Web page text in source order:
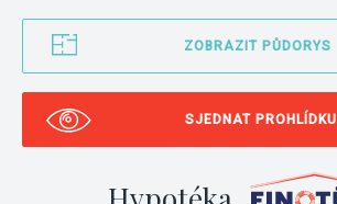
ZOBRAZIT PŮDORYS
SJEDNAT PROHLÍDKU